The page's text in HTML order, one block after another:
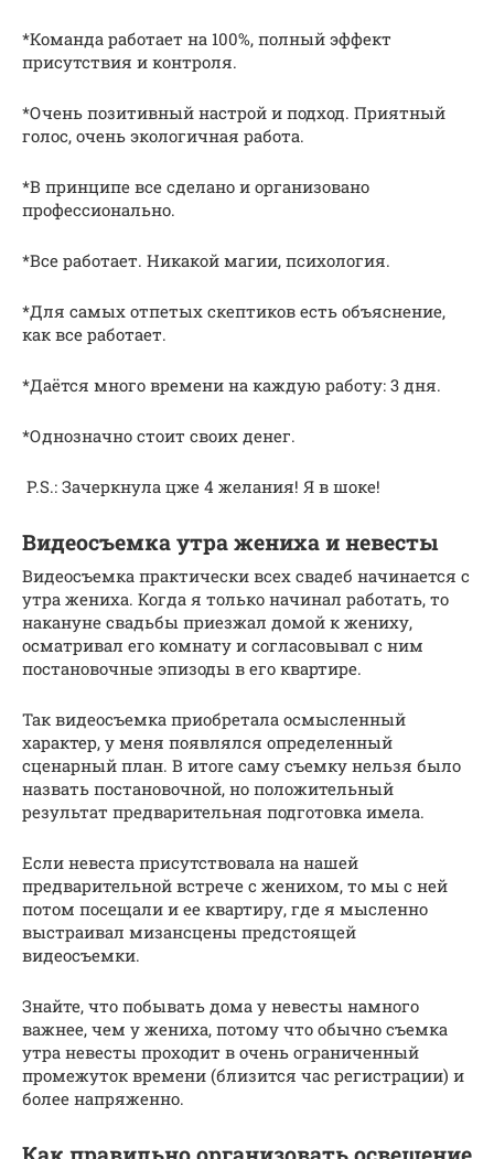
*Команда работает на 100%, полный эффект
присутствия и контроля.
*Очень позитивный настрой и подход. Приятный
голос, очень экологичная работа.
*В принципе все сделано и организовано
профессионально.
*Все работает. Никакой магии, психология.
*Для самых отпетых скептиков есть объяснение,
как все работает.
*Даётся много времени на каждую работу: 3 дня.
*Однозначно стоит своих денег.
​ P.S.: Зачеркнула цже 4 желания! Я в шоке!
Видеосъемка утра жениха и невесты
Видеосъемка практически всех свадеб начинается с
утра жениха. Когда я только начинал работать, то
накануне свадьбы приезжал домой к жениху,
осматривал его комнату и согласовывал с ним
постановочные эпизоды в его квартире.
Так видеосъемка приобретала осмысленный
характер, у меня появлялся определенный
сценарный план. В итоге саму съемку нельзя было
назвать постановочной, но положительный
результат предварительная подготовка имела.
Если невеста присутствовала на нашей
предварительной встрече с женихом, то мы с ней
потом посещали и ее квартиру, где я мысленно
выстраивал мизансцены предстоящей
видеосъемки.
Знайте, что побывать дома у невесты намного
важнее, чем у жениха, потому что обычно съемка
утра невесты проходит в очень ограниченный
промежуток времени (близится час регистрации) и
более напряженно.